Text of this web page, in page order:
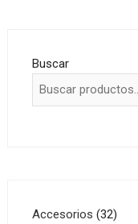
Buscar
Accesorios 3232